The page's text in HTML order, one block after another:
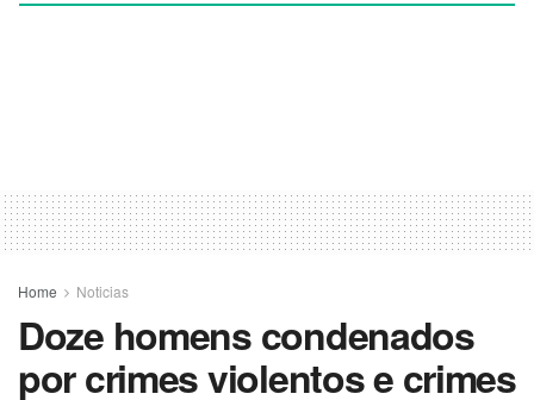
Home Noticias
Doze homens condenados
por crimes violentos e crimes